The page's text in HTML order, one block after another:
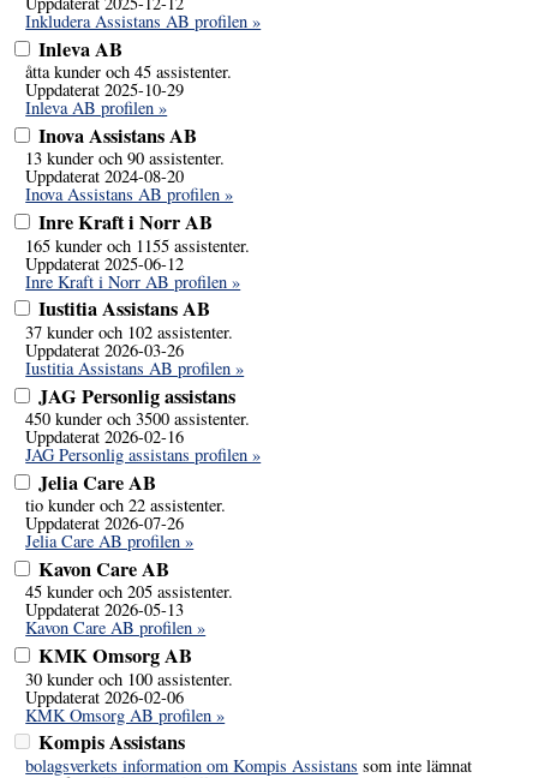
Inkludera Assistans AB profilen »
Inleva AB
åtta kunder och 45 assistenter.
Uppdaterat 2025-10-29
Inleva AB profilen »
Inova Assistans AB
13 kunder och 90 assistenter.
Uppdaterat 2024-08-20
Inova Assistans AB profilen »
Inre Kraft i Norr AB
165 kunder och 1155 assistenter.
Uppdaterat 2025-06-12
Inre Kraft i Norr AB profilen »
Iustitia Assistans AB
37 kunder och 102 assistenter.
Uppdaterat 2026-03-26
Iustitia Assistans AB profilen »
JAG Personlig assistans
450 kunder och 3500 assistenter.
Uppdaterat 2026-02-16
JAG Personlig assistans profilen »
Jelia Care AB
tio kunder och 22 assistenter.
Uppdaterat 2026-07-26
Jelia Care AB profilen »
Kavon Care AB
45 kunder och 205 assistenter.
Uppdaterat 2026-05-13
Kavon Care AB profilen »
KMK Omsorg AB
30 kunder och 100 assistenter.
Uppdaterat 2026-02-06
KMK Omsorg AB profilen »
Kompis Assistans
bolagsverkets information om Kompis Assistans som inte lämnat